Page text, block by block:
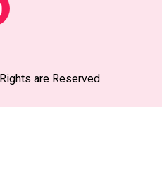
are Reserved